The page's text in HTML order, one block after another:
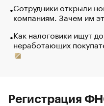
Сотрудники открыли
компаниям. Зачем им
Как налоговики ищут
неработающих
Регистрация